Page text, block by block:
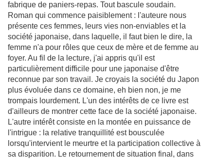
fabrique de paniers-repas. Tout bascule soudain.
Roman qui commence paisiblement : l'auteure nous
présente ces femmes, leurs vies non-enviables et la
société japonaise, dans laquelle, il faut bien le dire, la
femme n'a pour rôles que ceux de mère et de femme au
foyer. Au fil de la lecture, j'ai appris qu'il est
particulièrement difficile pour une japonaise d'être
reconnue par son travail. Je croyais la société du Japon
plus évoluée dans ce domaine, eh bien non, je me
trompais lourdement. L'un des intérêts de ce livre est
d'ailleurs de montrer cette face de la société japonaise.
L'autre intérêt consiste en la montée en puissance de
l'intrigue : la relative tranquillité est bousculée
lorsqu'intervient le meurtre et la participation collective à
sa disparition. Le retournement de situation final, dans